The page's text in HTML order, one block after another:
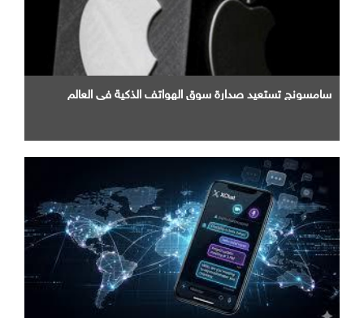
سامسونج تستعيد صدارة سوق الهواتف الذكية في العالم